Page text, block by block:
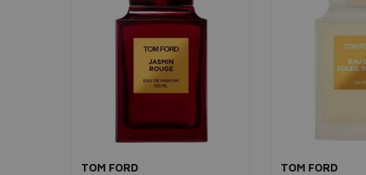
TOM FORD
TOM FORD